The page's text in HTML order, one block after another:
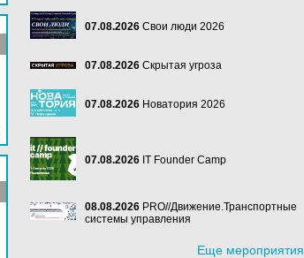
07.08.2026 Свои люди 2026
07.08.2026 Скрытая угроза
07.08.2026 Новатория 2026
07.08.2026 IT Founder Camp
08.08.2026 PRO//Движение.Транспортные
системы управления
Еще мероприятия